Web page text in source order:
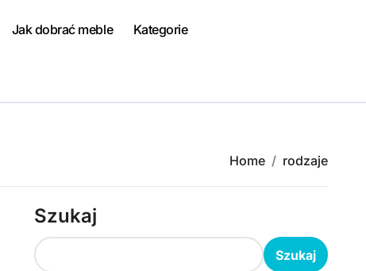
Jak dobrać meble Kategorie
Home rodzaje
Szukaj
Szukaj